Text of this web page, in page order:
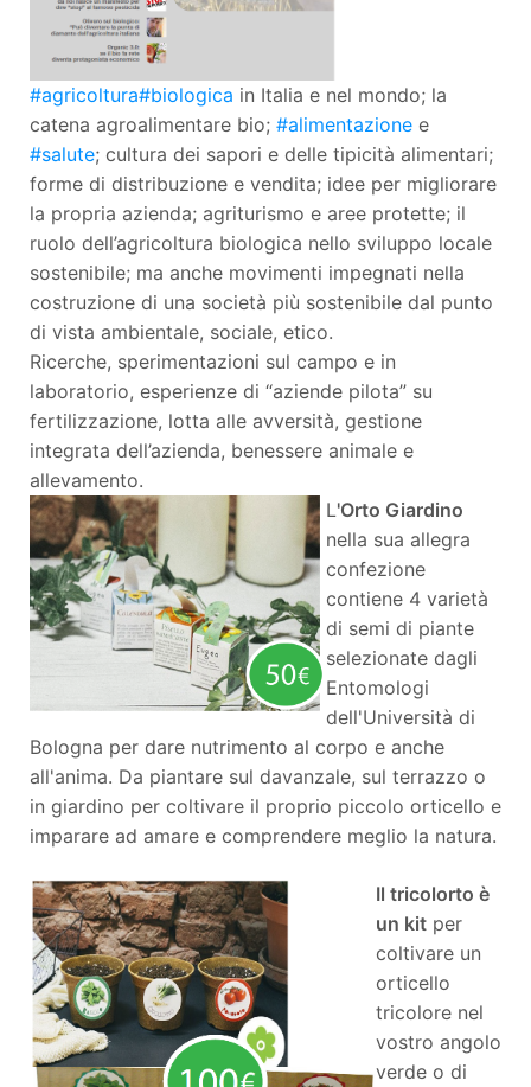
‪#‎agricoltura‬‪#‎biologica‬ in Italia e nel mondo; la
catena agroalimentare bio; ‪#‎alimentazione‬ e
‪#‎salute‬; cultura dei sapori e delle tipicità alimentari;
forme di distribuzione e vendita; idee per migliorare
la propria azienda; agriturismo e aree protette; il
ruolo dell’agricoltura biologica nello sviluppo locale
sostenibile; ma anche movimenti impegnati nella
costruzione di una società più sostenibile dal punto
di vista ambientale, sociale, etico.
Ricerche, sperimentazioni sul campo e in
laboratorio, esperienze di “aziende pilota” su
fertilizzazione, lotta alle avversità, gestione
integrata dell’azienda, benessere animale e
allevamento.
L'Orto Giardino
nella sua allegra
confezione
contiene 4 varietà
di semi di piante
selezionate dagli
Entomologi
dell'Università di
Bologna per dare nutrimento al corpo e anche
all'anima. Da piantare sul davanzale, sul terrazzo o
in giardino per coltivare il proprio piccolo orticello e
imparare ad amare e comprendere meglio la natura.
Il tricolorto è
un kit per
coltivare un
orticello
tricolore nel
vostro angolo
verde o di